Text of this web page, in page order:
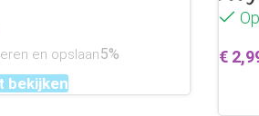
en opslaan5%
bekijken
€